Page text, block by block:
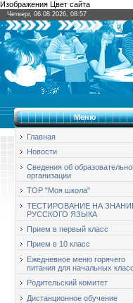
Изображения Цвет сайта
Четверг, 06.08.2026, 08:57
Меню
Главная
Новости
Сведения об
организации
ТОР "Моя школа"
ТЕСТИРОВАНИЕ НА
РУССКОГО ЯЗЫКА
Прием в первый класс
Прием в 10 класс
Ежедневное меню горячего
питания для начальных
Родительский комитет
Дистанционное обучение